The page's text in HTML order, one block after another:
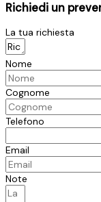
Richiedi un
La tua richiesta
Nome
Cognome
Telefono
Email
Note